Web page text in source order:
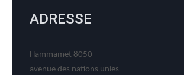
ADRESSE
Hammamet 8050
avenue des nations unies